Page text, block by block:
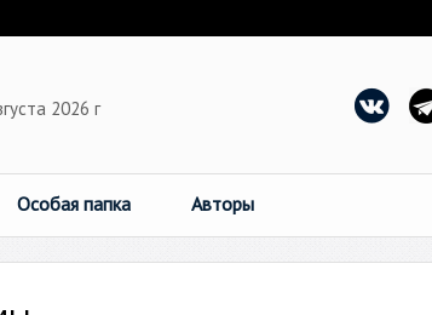
2026 г
Особая папка Авторы